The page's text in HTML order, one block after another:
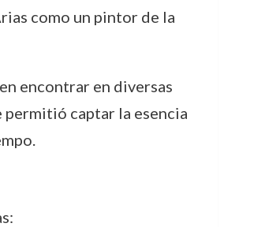
como un pintor de la
encontrar en diversas
captar la esencia